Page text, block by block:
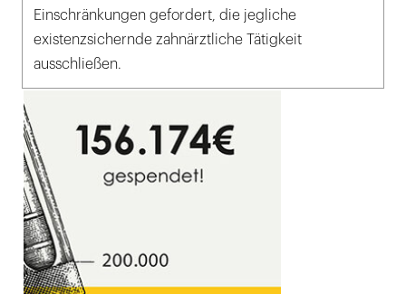
Einschränkungen gefordert, die jegliche
existenzsichernde zahnärztliche Tätigkeit
ausschließen.